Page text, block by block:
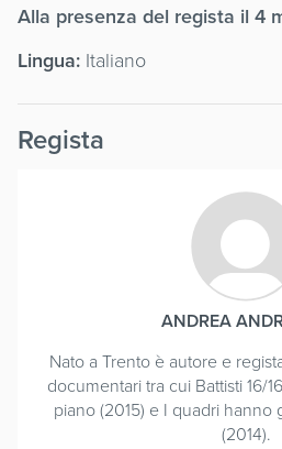
Alla presenza del regista il 4
Lingua: Italiano
Regista
ANDREA
Nato a Trento è autore e
documentari tra cui Battisti 16/
piano (2015) e I quadri hanno
(2014).